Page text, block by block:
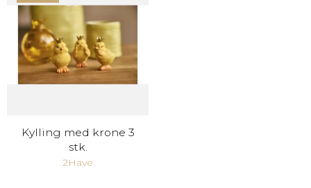
Kylling med krone 3
stk.
2Have